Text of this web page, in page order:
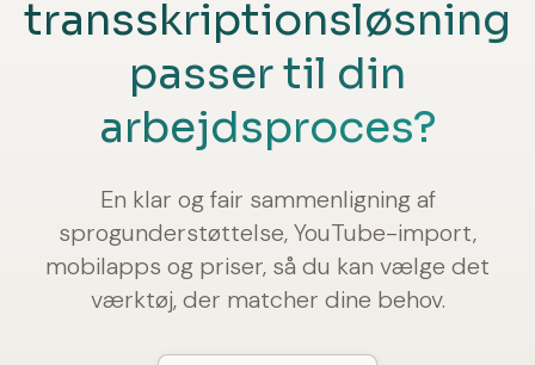
transskriptionsløsning
passer til din
arbejdsproces?
En klar og fair sammenligning af
sprogunderstøttelse, YouTube-import,
mobilapps og priser, så du kan vælge det
værktøj, der matcher dine behov.